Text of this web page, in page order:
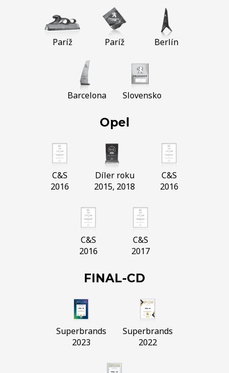
Paríž Paríž Berlín
Barcelona Slovensko
Opel
C&S
2016
Díler roku
2015, 2018
C&S
2016
C&S
2016
C&S
2017
FINAL-CD
Superbrands
2023
Superbrands
2022